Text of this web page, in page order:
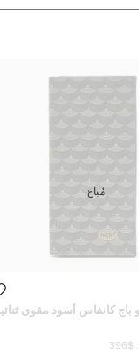
كانفاس أسود مقوى
$396
مُباع